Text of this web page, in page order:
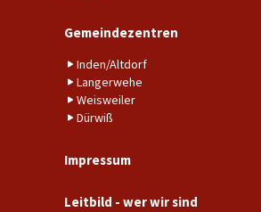
Gemeindezentren
Inden/Altdorf
Langerwehe
Weisweiler
Dürwiß
Impressum
Leitbild - wer wir sind